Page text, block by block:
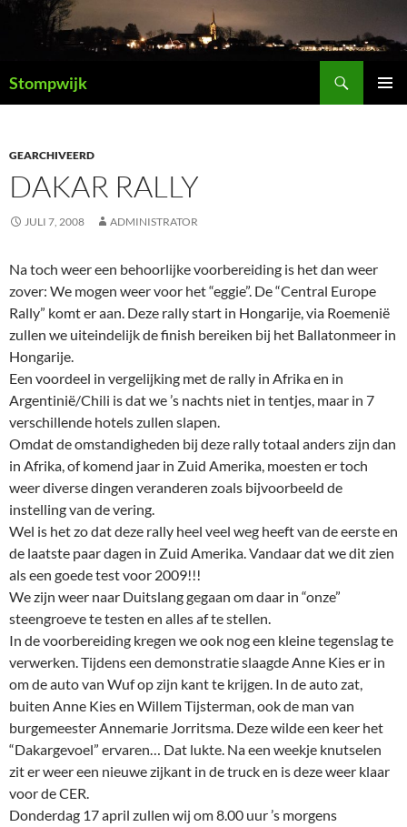
Ga
inhoud
Stompwijk
GEARCHIVEERD
DAKAR RALLY
JULI 7, 2008 ADMINISTRATOR
Na toch weer een behoorlijke voorbereiding is het dan weer
zover: We mogen weer voor het “eggie”. De “Central Europe
Rally” komt er aan. Deze rally start in Hongarije, via Roemenië
zullen we uiteindelijk de finish bereiken bij het Ballatonmeer in
Hongarije.
Een voordeel in vergelijking met de rally in Afrika en in
Argentinië/Chili is dat we ’s nachts niet in tentjes, maar in 7
verschillende hotels zullen slapen.
Omdat de omstandigheden bij deze rally totaal anders zijn dan
in Afrika, of komend jaar in Zuid Amerika, moesten er toch
weer diverse dingen veranderen zoals bijvoorbeeld de
instelling van de vering.
Wel is het zo dat deze rally heel veel weg heeft van de eerste en
de laatste paar dagen in Zuid Amerika. Vandaar dat we dit zien
als een goede test voor 2009!!!
We zijn weer naar Duitslang gegaan om daar in “onze”
steengroeve te testen en alles af te stellen.
In de voorbereiding kregen we ook nog een kleine tegenslag te
verwerken. Tijdens een demonstratie slaagde Anne Kies er in
om de auto van Wuf op zijn kant te krijgen. In de auto zat,
buiten Anne Kies en Willem Tijsterman, ook de man van
burgemeester Annemarie Jorritsma. Deze wilde een keer het
“Dakargevoel” ervaren… Dat lukte. Na een weekje knutselen
zit er weer een nieuwe zijkant in de truck en is deze weer klaar
voor de CER.
Donderdag 17 april zullen wij om 8.00 uur ’s morgens